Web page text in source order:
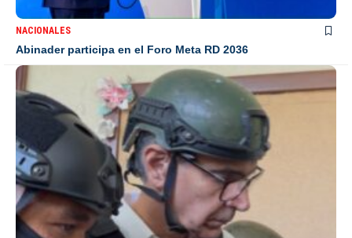
NACIONALES
Abinader participa en el Foro Meta RD 2036